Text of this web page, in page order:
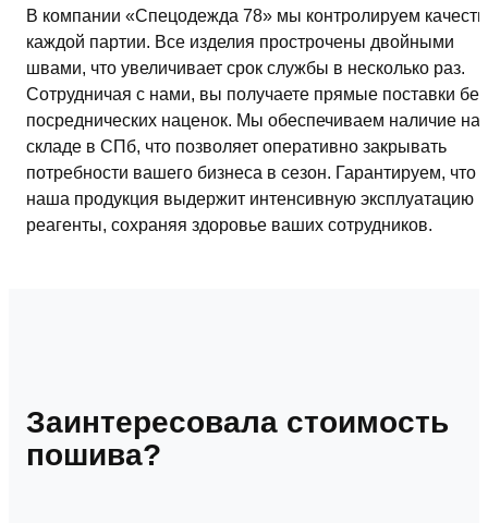
В компании «Спецодежда 78» мы контролируем
каждой партии. Все изделия прострочены двойными
швами, что увеличивает срок службы в несколько раз.
Сотрудничая с нами, вы получаете прямые поставки без
посреднических наценок. Мы обеспечиваем наличие на
складе в СПб, что позволяет оперативно закрывать
потребности вашего бизнеса в сезон. Гарантируем, что
наша продукция выдержит интенсивную эксплуатацию и
реагенты, сохраняя здоровье ваших сотрудников.
Заинтересовала стоимость
пошива?